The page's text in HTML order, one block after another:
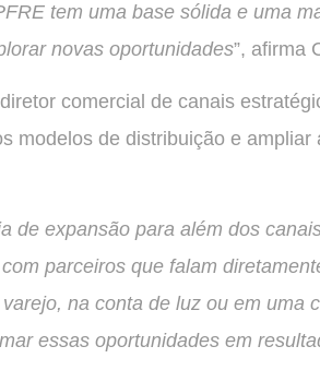
tem uma base sólida e uma
novas oportunidades”, afirma
comercial de canais
modelos de distribuição e ampliar
de expansão para além dos
parceiros que falam
na conta de luz ou em uma
essas oportunidades em